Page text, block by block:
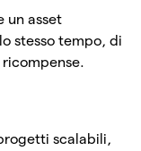
un asset
stesso tempo, di
scalabili,